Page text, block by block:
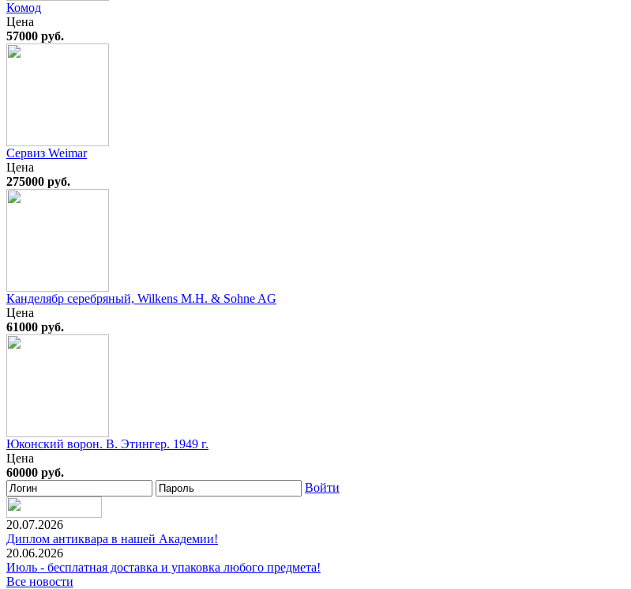
Комод
Цена
57000 руб.
Сервиз Weimar
Цена
275000 руб.
Канделябр серебряный, Wilkens M.H. & Sohne AG
Цена
61000 руб.
Юконский ворон. В. Этингер. 1949 г.
Цена
60000 руб.
Войти
20.07.2026
Диплом антиквара в нашей Академии!
20.06.2026
Июль - бесплатная доставка и упаковка любого предмета!
Все новости